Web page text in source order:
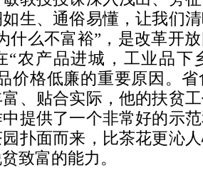
生、通俗易懂，让我们
什么不富裕”，是改革开
“农产品进城，工业品下
价格低廉的重要原因。
、贴合实际，他的扶贫
提供了一个非常好的示
扑面而来，比茶花更沁
致富的能力。